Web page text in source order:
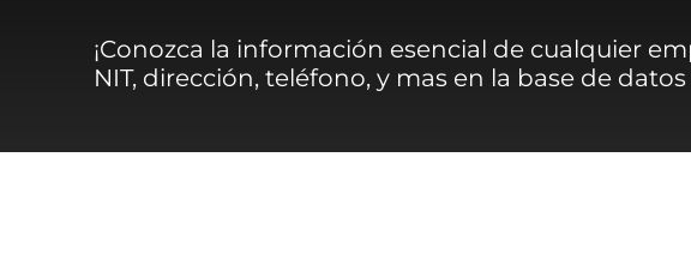
¡Conozca la información esencial de cualquier
NIT, dirección, teléfono, y mas en la base de